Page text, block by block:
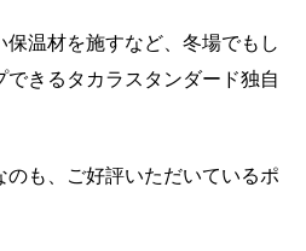
温材を施すなど、冬場でもし
きるタカラスタンダード独自
も、ご好評いただいているポ